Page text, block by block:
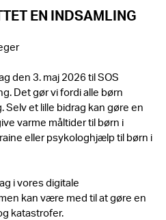
EN INDSAMLING
den 3. maj 2026 til SOS
Det gør vi fordi alle børn
et lille bidrag kan gøre en
varme måltider til børn i
eller psykologhjælp til børn i
i vores digitale
kan være med til at gøre en
katastrofer.